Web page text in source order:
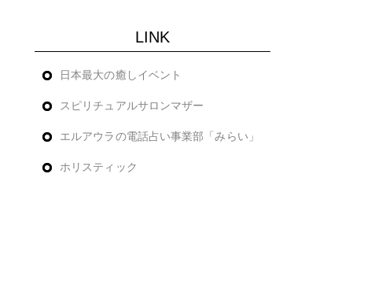
LINK
日本最大の癒しイベント
スピリチュアルサロンマザー
エルアウラの電話占い事業部「みらい」
ホリスティック